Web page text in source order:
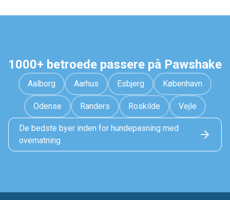
1000+ betroede passere på Pawshake
Aalborg Aarhus Esbjerg København
Odense Randers Roskilde Vejle
De bedste byer inden for hundepasning med
overnatning